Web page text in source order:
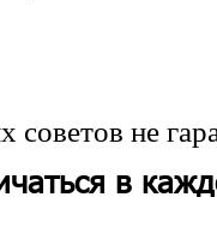
советов не
в